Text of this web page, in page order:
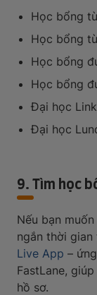
Học bổng
Học bổng
Học bổng
Học bổng
Đại học
Đại học
9. Tìm học
Nếu bạn
ngắn thời
Live App –
FastLane,
hồ sơ.